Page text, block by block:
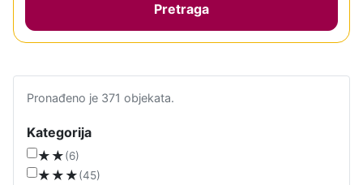
Pretraga
Pronađeno je 371 objekata.
Kategorija
★★(6)
★★★(45)